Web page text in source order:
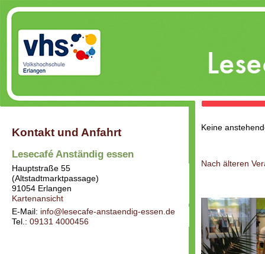
Kontakt und Anfahrt
Lesecafé Anständig essen
Hauptstraße 55
(Altstadtmarktpassage)
91054 Erlangen
Kartenansicht
E-Mail: info@lesecafe-anstaendig-essen.de
Tel.: 09131 4000456
Keine
Nach älteren